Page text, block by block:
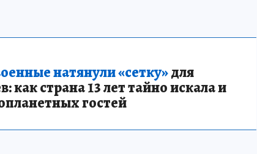
натянули «сетку»для
как страна 13 лет тайно искала и
гостей